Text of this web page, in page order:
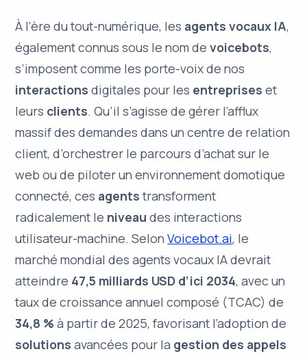
À l’ère du tout-numérique, les agents vocaux IA,
également connus sous le nom devoicebots,
s’imposent comme les porte-voix de nos
interactions digitales pour les entreprises et
leurs clients. Qu’il s’agisse de gérer l’afflux
massif des demandes dans un centre de relation
client, d’orchestrer le parcours d’achat sur le
web ou de piloter un environnement domotique
connecté, ces agentstransforment
radicalement le niveau des interactions
utilisateur-machine. SelonVoicebot.ai, le
marché mondial des agents vocaux IA devrait
atteindre 47,5 milliards USD d’ici 2034, avec un
taux de croissance annuel composé (TCAC) de
34,8 % à partir de 2025, favorisant l’adoption de
solutions avancées pour la gestion des appels